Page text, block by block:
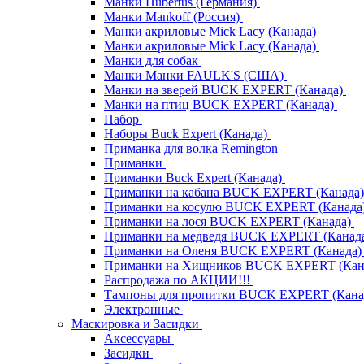
Манки Mankoff (Россия)
Манки акриловые Mick Lacy (Канада)
Манки акриловые Mick Lacy (Канада)
Манки для собак
Манки Манки FAULK'S (США)
Манки на зверей BUCK EXPERT (Канада)
Манки на птиц BUCK EXPERT (Канада)
Набор
Наборы Buck Expert (Канада)
Приманка для волка Remington
Приманки
Приманки Buck Expert (Канада)
Приманки на кабана BUCK EXPERT (Канада)
Приманки на косулю BUCK EXPERT
Приманки на лося BUCK EXPERT (Канада)
Приманки на медведя BUCK EXPERT
Приманки на Оленя BUCK EXPERT (Канада)
Приманки на Хищников BUCK EXPERT
Распродажа по АКЦИИ!!!
Тампоны для пропитки BUCK EXPERT
Электронные
Маскировка и Засидки
Аксессуары
Засидки